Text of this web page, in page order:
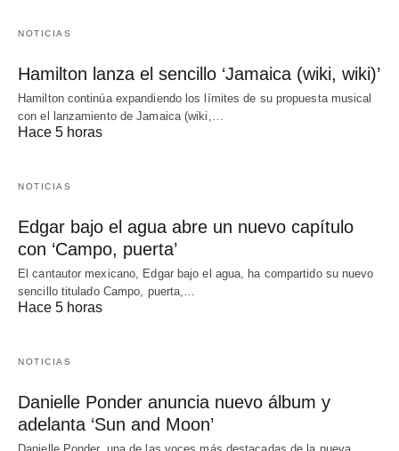
NOTICIAS
Hamilton lanza el sencillo ‘Jamaica (wiki, wiki)’
Hamilton continúa expandiendo los límites de su propuesta musical
con el lanzamiento de Jamaica (wiki,…
Hace 5 horas
NOTICIAS
Edgar bajo el agua abre un nuevo capítulo
con ‘Campo, puerta’
El cantautor mexicano, Edgar bajo el agua, ha compartido su nuevo
sencillo titulado Campo, puerta,…
Hace 5 horas
NOTICIAS
Danielle Ponder anuncia nuevo álbum y
adelanta ‘Sun and Moon’